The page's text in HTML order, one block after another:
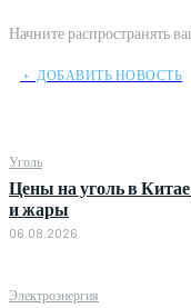
Начните распространять
﹢ ДОБАВИТЬ НОВОСТЬ
Уголь
Цены на уголь в Китае
и жары
06.08.2026
Электроэнергия